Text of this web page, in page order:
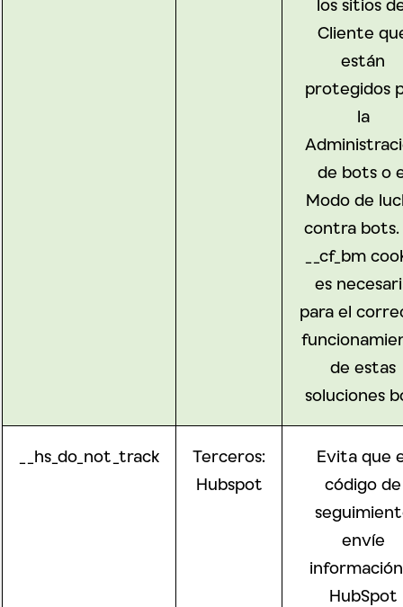
los sitios
Cliente
están
protegidos
la
de bots o
Modo de
contra bots.
__cf_bm
es
para el
de estas
soluciones
__hs_do_not_track
Terceros:
Hubspot
Evita que
código de
envíe
HubSpot